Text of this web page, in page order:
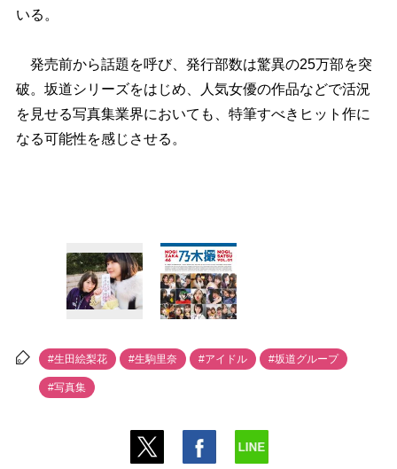
いる。
発売前から話題を呼び、発行部数は驚異の25万部を突
破。坂道シリーズをはじめ、人気女優の作品などで活況
を見せる写真集業界においても、特筆すべきヒット作に
なる可能性を感じさせる。
#生田絵梨花 #生駒里奈 #アイドル #坂道グループ
#写真集